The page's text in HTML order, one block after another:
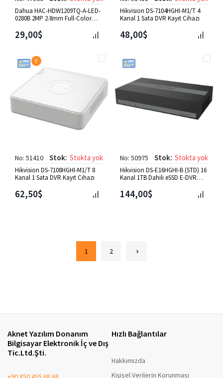
Dahua HAC-HDW1209TQ-A-LED-
0280B 2MP 2.8mm Full-Color
29,00$
Hikvision DS-7104HGHI-M1/T 4
Kanal 1 Sata DVR Kayıt Cihazı
48,00$
Y
No: 51410 Stok: Stokta yok
Hikvision DS-7108HGHI-M1/T 8
Kanal 1 Sata DVR Kayıt Cihazı
62,50$
No: 50975 Stok: Stokta yok
Hikvision DS-E16HGHI-B (STD) 16
Kanal 1TB Dahili eSSD E-DVR
144,00$
1 2
Aknet Yazılım Donanım
Bilgisayar Elektronik İç ve Dış
Tic.Ltd.Şti.
Hızlı Bağlantılar
Hakkımızda
Kişisel Verilerin Korunması